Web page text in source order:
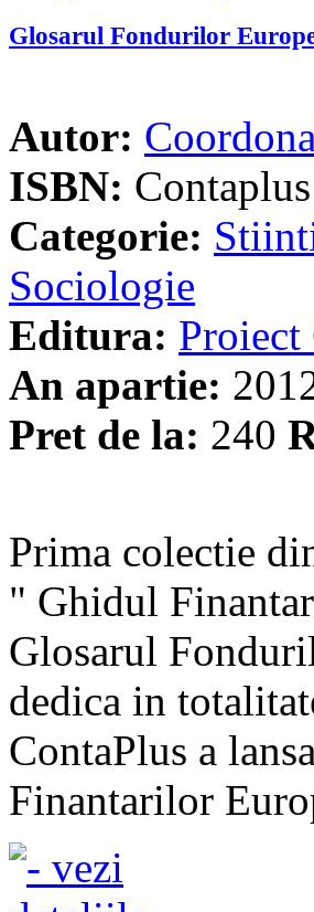
Glosarul Fondurilor
Autor:
ISBN:
Categorie:
Sociologie
Editura: Proiect
An apartie:
Pret de la: 240
Prima colectie
" Ghidul
Glosarul
dedica in
ContaPlus a
Finantarilor